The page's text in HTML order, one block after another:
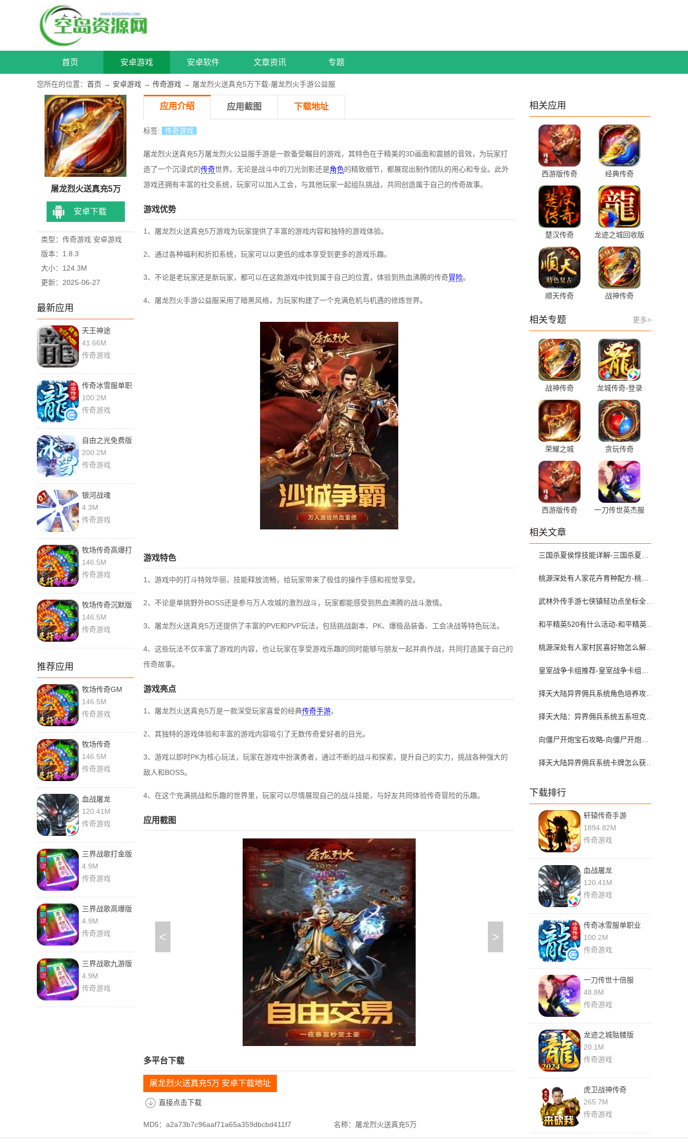
首页 安卓游戏 安卓软件 文章资讯 专题
您所在的位置： 首页 → 安卓游戏 → 传奇游戏 → 屠龙烈火送真充5万下载-屠龙烈火手游公益服
屠龙烈火送真充5万
安卓下载
类型：传奇游戏 安卓游戏
版本：1.8.3
大小：124.3M
更新：2025-06-27
最新应用
天王神途
41.66M
传奇游戏
传奇冰雪服单职
业
100.2M
传奇游戏
自由之光免费版
200.2M
传奇游戏
银河战魂
4.3M
传奇游戏
牧场传奇高爆打
金服
146.5M
传奇游戏
牧场传奇沉默版
146.5M
传奇游戏
推荐应用
牧场传奇GM
146.5M
传奇游戏
牧场传奇
146.5M
传奇游戏
血战屠龙
120.41M
传奇游戏
三界战歌打金版
4.9M
传奇游戏
三界战歌高爆版
4.9M
传奇游戏
三界战歌九游版
4.9M
传奇游戏
应用介绍 应用截图 下载地址
标签: 传奇游戏
屠龙烈火送真充5万屠龙烈火公益服手游是一款备受瞩目的游戏，其特色在于精美的3D画面和震撼的音效，为玩家打
造了一个沉浸式的传奇世界。无论是战斗中的刀光剑影还是角色的精致细节，都展现出制作团队的用心和专业。此外
游戏还拥有丰富的社交系统，玩家可以加入工会，与其他玩家一起组队挑战，共同创造属于自己的传奇故事。
游戏优势
1、屠龙烈火送真充5万游戏为玩家提供了丰富的游戏内容和独特的游戏体验。
2、通过各种福利和折扣系统，玩家可以以更低的成本享受到更多的游戏乐趣。
3、不论是老玩家还是新玩家，都可以在这款游戏中找到属于自己的位置，体验到热血沸腾的传奇冒险。
4、屠龙烈火手游公益服采用了暗黑风格，为玩家构建了一个充满危机与机遇的修炼世界。
游戏特色
1、游戏中的打斗特效华丽，技能释放流畅，给玩家带来了极佳的操作手感和视觉享受。
2、不论是单挑野外BOSS还是参与万人攻城的激烈战斗，玩家都能感受到热血沸腾的战斗激情。
3、屠龙烈火送真充5万还提供了丰富的PVE和PVP玩法，包括挑战副本、PK、爆极品装备、工会决战等特色玩法。
4、这些玩法不仅丰富了游戏的内容，也让玩家在享受游戏乐趣的同时能够与朋友一起并肩作战，共同打造属于自己的
传奇故事。
游戏亮点
1、屠龙烈火送真充5万是一款深受玩家喜爱的经典传奇手游。
2、其独特的游戏体验和丰富的游戏内容吸引了无数传奇爱好者的目光。
3、游戏以即时PK为核心玩法，玩家在游戏中扮演勇者，通过不断的战斗和探索，提升自己的实力，挑战各种强大的
敌人和BOSS。
4、在这个充满挑战和乐趣的世界里，玩家可以尽情展现自己的战斗技能，与好友共同体验传奇冒险的乐趣。
应用截图
< >
多平台下载
屠龙烈火送真充5万 安卓下载地址
直接点击下载
MD5：a2a73b7c96aaf71a65a359dbcbd411f7 名称：屠龙烈火送真充5万
相关应用
西游版传奇 经典传奇
楚汉传奇 龙迹之城回收版
顺天传奇 战神传奇
更多>
相关专题
战神传奇
龙城传奇-登录
送vip传奇
荣耀之城 贪玩传奇
西游版传奇 一刀传世英杰服
相关文章
下载排行
轩辕传奇手游
1894.82M
传奇游戏
血战屠龙
120.41M
传奇游戏
传奇冰雪服单职业
100.2M
传奇游戏
一刀传世十倍服
48.8M
传奇游戏
龙迹之城骷髅版
20.1M
传奇游戏
虎卫战神传奇
265.7M
传奇游戏